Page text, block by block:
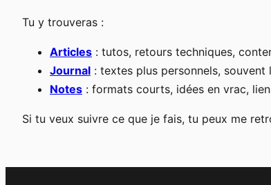
Tu y trouveras :
Articles : tutos, retours techniques,
Journal : textes plus personnels,
Notes : formats courts, idées en vrac,
Si tu veux suivre ce que je fais, tu peux me